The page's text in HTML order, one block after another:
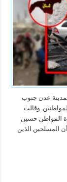
بمدينة عدن جنوب
وقالت
المواطن حسين
المسلحين الذين